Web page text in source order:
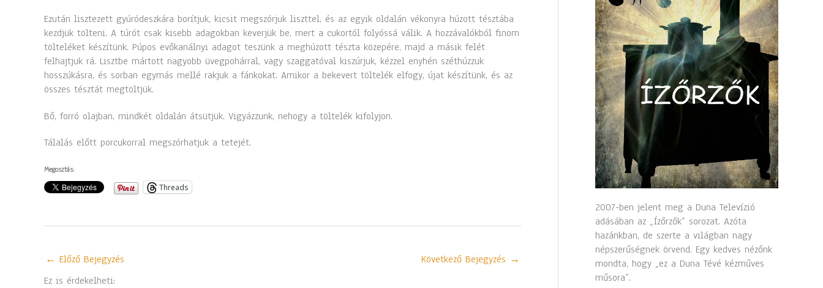
Ezután lisztezett gyúródeszkára borítjuk, kicsit megszórjuk liszttel, és az egyik oldalán vékonyra húzott tésztába
kezdjük tölteni. A túrót csak kisebb adagokban keverjük be, mert a cukortól folyóssá válik. A hozzávalókból finom
tölteléket készítünk. Púpos evőkanálnyi adagot teszünk a meghúzott tészta közepére, majd a másik felét
felhajtjuk rá. Lisztbe mártott nagyobb üvegpohárral, vagy szaggatóval kiszúrjuk, kézzel enyhén széthúzzuk
hosszúkásra, és sorban egymás mellé rakjuk a fánkokat. Amikor a bekevert töltelék elfogy, újat készítünk, és az
összes tésztát megtöltjük.
Bő, forró olajban, mindkét oldalán átsütjük. Vigyázzunk, nehogy a töltelék kifolyjon.
Tálalás előtt porcukorral megszórhatjuk a tetejét.
Megosztás:
Threads
← Előző Bejegyzés Következő Bejegyzés →
Ez is érdekelheti:
2007-ben jelent meg a Duna Televízió
adásában az „Ízőrzők” sorozat. Azóta
hazánkban, de szerte a világban nagy
népszerűségnek örvend. Egy kedves nézőnk
mondta, hogy „ez a Duna Tévé kézműves
műsora”.